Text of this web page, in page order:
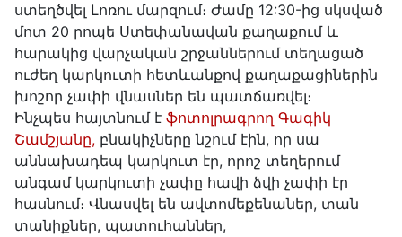
ստեղծվել Լոռու մարզում։ Ժամը 12:30-ից սկսված
մոտ 20 րոպե Ստեփանավան քաղաքում և
հարակից վարչական շրջաններում տեղացած
ուժեղ կարկուտի հետևանքով քաղաքացիներին
խոշոր չափի վնասներ են պատճառվել։
Ինչպես հայտնում է ֆոտոլրագրող Գագիկ
Շամշյանը, բնակիչները նշում էին, որ սա
աննախադեպ կարկուտ էր, որոշ տեղերում
անգամ կարկուտի չափը հավի ձվի չափի էր
հասնում։ Վնասվել են ավտոմեքենաներ, տան
տանիքներ, պատուհաններ,